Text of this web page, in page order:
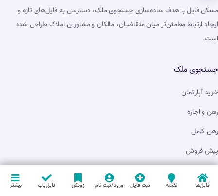
فایل‌ها نقشه ثبت فایل ورود/ثبت نام زونکن فایل‌یاب بیشتر
مسکن فایل با هدف ساده‌سازی جستجوی ملک، دسترسی به فایل‌های تازه و
ایجاد ارتباط مطمئن‌تر میان متقاضیان، مالکان و مشاورین املاک طراحی شده
است.
جستجوی ملک
خرید آپارتمان
رهن و اجاره
رهن کامل
پیش فروش
شهرهای فعال